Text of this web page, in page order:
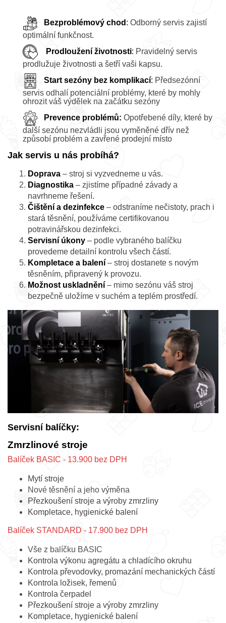
Bezproblémový chod : Odborný servis zajistí
optimální funkčnost.
Prodloužení životnosti: Pravidelný servis
prodlužuje životnosti a šetří vaši kapsu.
Start sezóny bez komplikací: Předsezónní
servis odhalí potenciální problémy, které by mohly
ohrozit váš výdělek na začátku sezóny
Prevence problémů: Opotřebené díly, které by
další sezónu nezvládli jsou vyměněné dřív než
způsobí problém a zavřené prodejní místo
Jak servis u nás probíhá?
Doprava – stroj si vyzvedneme u vás.
Diagnostika – zjistíme případné závady a
navrhneme řešení.
Čištění a dezinfekce – odstraníme nečistoty, prach i
stará těsnění, používáme certifikovanou
potravinářskou dezinfekci.
Servisní úkony – podle vybraného balíčku
provedeme detailní kontrolu všech částí.
Kompletace a balení – stroj dostanete s novým
těsněním, připravený k provozu.
Možnost uskladnění – mimo sezónu váš stroj
bezpečně uložíme v suchém a teplém prostředí.
Servisní balíčky:
Zmrzlinové stroje
Balíček BASIC - 13.900 bez DPH
Mytí stroje
Nové těsnění a jeho výměna
Přezkoušení stroje a výroby zmrzliny
Kompletace, hygienické balení
Balíček STANDARD - 17.900 bez DPH
Vše z balíčku BASIC
Kontrola výkonu agregátu a chladícího okruhu
Kontrola převodovky, promazání mechanických částí
Kontrola ložisek, řemenů
Kontrola čerpadel
Přezkoušení stroje a výroby zmrzliny
Kompletace, hygienické balení